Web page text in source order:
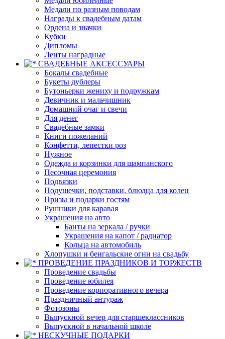
Медали по разным поводам
Награды к свадебным датам
Ордена и значки
Кубки
Дипломы
Ленты наградные
СВАДЕБНЫЕ АКСЕССУАРЫ
Бокалы свадебные
Букеты дублеры
Бутоньерки жениху и подружкам
Девичник и мальчишник
Домашний очаг и свечи
Для денег
Свадебные замки
Книги пожеланий
Конфетти, лепестки роз
Нужное
Одежда и корзинки для шампанского
Песочная церемония
Подвязки
Подушечки, подставки, блюдца для колец
Призы и подарки гостям
Рушники для каравая
Украшения на авто
Банты на зеркала / ручки
Украшения на капот / радиатор
Кольца на автомобиль
Хлопушки и бенгальские огни на свадьбу
ПРОВЕДЕНИЕ ПРАЗДНИКОВ И ТОРЖЕСТВ
Проведение свадьбы
Проведение юбилея
Проведение корпоративного вечера
Праздничный антураж
Фотозоны
Выпускной вечер для старшеклассников
Выпускной в начальной школе
НЕСКУЧНЫЕ ПОДАРКИ